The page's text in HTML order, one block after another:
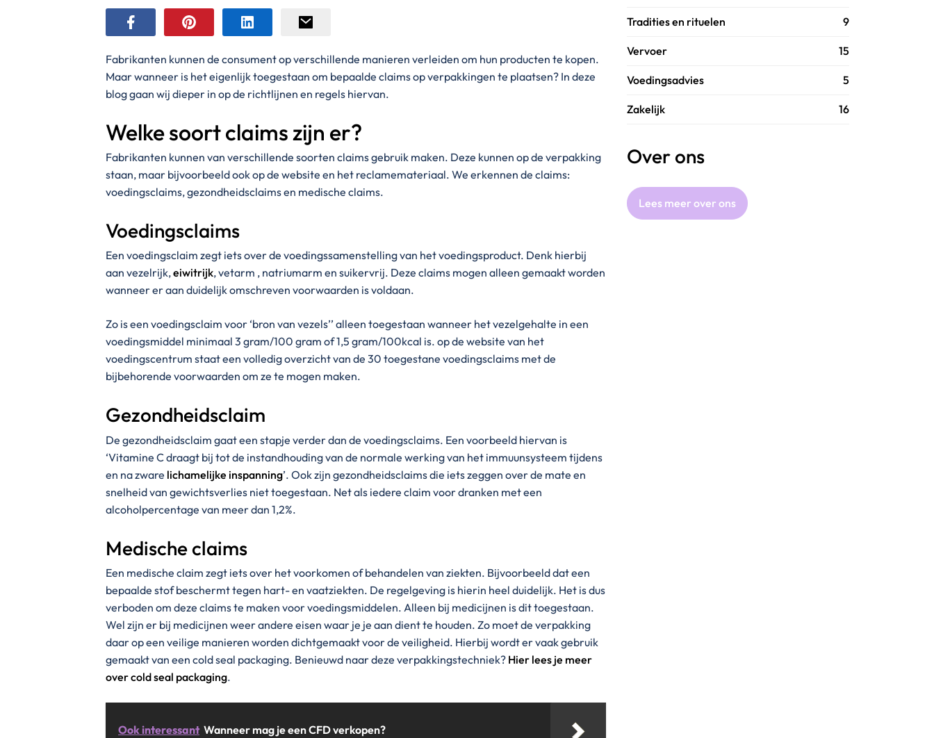
Fabrikanten kunnen de consument op verschillende manieren verleiden om hun producten te kopen.
Maar wanneer is het eigenlijk toegestaan om bepaalde claims op verpakkingen te plaatsen? In deze
blog gaan wij dieper in op de richtlijnen en regels hiervan.
Welke soort claims zijn er?
Fabrikanten kunnen van verschillende soorten claims gebruik maken. Deze kunnen op de verpakking
staan, maar bijvoorbeeld ook op de website en het reclamemateriaal. We erkennen de claims:
voedingsclaims, gezondheidsclaims en medische claims.
Voedingsclaims
Een voedingsclaim zegt iets over de voedingssamenstelling van het voedingsproduct. Denk hierbij
aan vezelrijk,eiwitrijk, vetarm , natriumarm en suikervrij. Deze claims mogen alleen gemaakt worden
wanneer er aan duidelijk omschreven voorwaarden is voldaan.
Zo is een voedingsclaim voor ‘bron van vezels’’ alleen toegestaan wanneer het vezelgehalte in een
voedingsmiddel minimaal 3 gram/100 gram of 1,5 gram/100kcal is. op de website van het
voedingscentrum staat een volledig overzicht van de 30 toegestane voedingsclaims met de
bijbehorende voorwaarden om ze te mogen maken.
Gezondheidsclaim
De gezondheidsclaim gaat een stapje verder dan de voedingsclaims. Een voorbeeld hiervan is
‘Vitamine C draagt bij tot de instandhouding van de normale werking van het immuunsysteem tijdens
en na zware lichamelijke inspanning’. Ook zijn gezondheidsclaims die iets zeggen over de mate en
snelheid van gewichtsverlies niet toegestaan. Net als iedere claim voor dranken met een
alcoholpercentage van meer dan 1,2%.
Medische claims
Een medische claim zegt iets over het voorkomen of behandelen van ziekten. Bijvoorbeeld dat een
bepaalde stof beschermt tegen hart- en vaatziekten. De regelgeving is hierin heel duidelijk. Het is dus
verboden om deze claims te maken voor voedingsmiddelen. Alleen bij medicijnen is dit toegestaan.
Wel zijn er bij medicijnen weer andere eisen waar je je aan dient te houden. Zo moet de verpakking
daar op een veilige manieren worden dichtgemaakt voor de veiligheid. Hierbij wordt er vaak gebruik
gemaakt van een cold seal packaging. Benieuwd naar deze verpakkingstechniek? Hier lees je meer
over cold seal packaging.
Ook interessant Wanneer mag je een CFD verkopen?
Tradities en rituelen 9
Vervoer 15
Voedingsadvies 5
Zakelijk 16
Over ons
Lees meer over ons